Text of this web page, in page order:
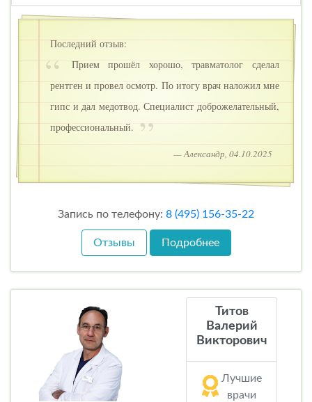
Последний отзыв:
Прием прошёл хорошо, травматолог сделал
рентген и провел осмотр. По итогу врач наложил мне
гипс и дал медотвод. Специалист доброжелательный,
профессиональный.
— Александр, 04.10.2025
Запись по телефону: 8 (495) 156-35-22
Отзывы Подробнее
Титов
Валерий
Викторович
Лучшие
врачи